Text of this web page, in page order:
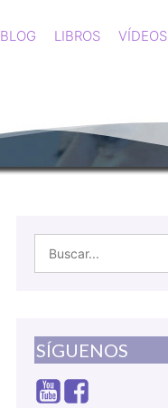
BLOG LIBROS VÍDEOS
SÍGUENOS